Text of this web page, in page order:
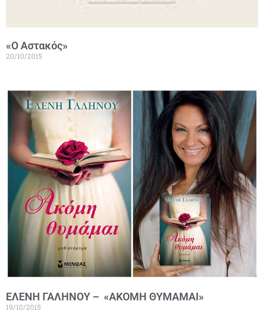
«Ο Αστακός»
20/10/2015
ΕΛΕΝΗ ΓΑΛΗΝΟΥ – «ΑΚΟΜΗ ΘΥΜΑΜΑΙ»
19/10/2015